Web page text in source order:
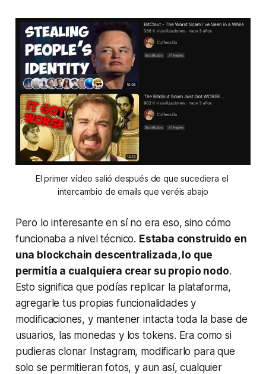
El primer vídeo salió después de que sucediera el
intercambio de emails que veréis abajo
Pero lo interesante en sí no era eso, sino cómo
funcionaba a nivel técnico. Estaba construido en
una blockchain descentralizada, lo que
permitía a cualquiera crear su propio nodo.
Esto significa que podías replicar la plataforma,
agregarle tus propias funcionalidades y
modificaciones, y mantener intacta toda la base de
usuarios, las monedas y los tokens. Era como si
pudieras clonar Instagram, modificarlo para que
solo se permitieran fotos, y aun así, cualquier